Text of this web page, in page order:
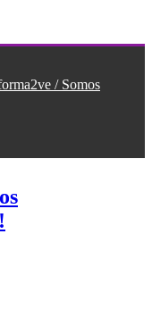
/ Somos